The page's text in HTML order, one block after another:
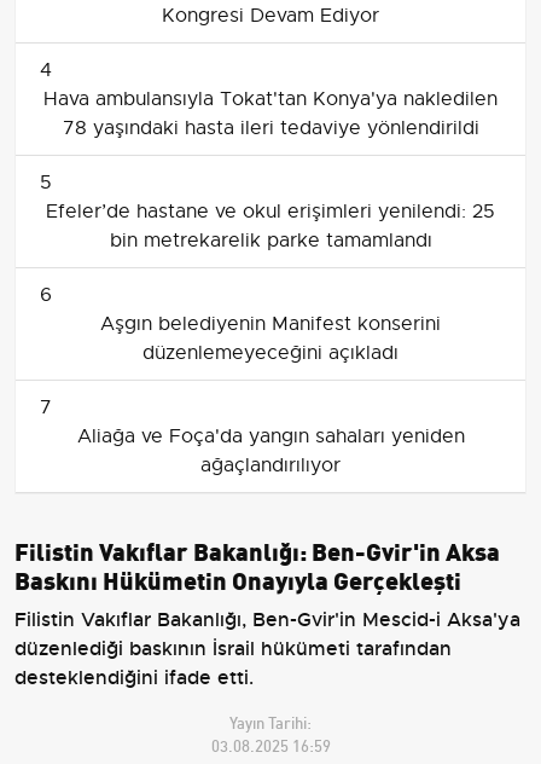
Kongresi Devam Ediyor
4
Hava ambulansıyla Tokat'tan Konya'ya nakledilen
78 yaşındaki hasta ileri tedaviye yönlendirildi
5
Efeler’de hastane ve okul erişimleri yenilendi: 25
bin metrekarelik parke tamamlandı
6
Aşgın belediyenin Manifest konserini
düzenlemeyeceğini açıkladı
7
Aliağa ve Foça'da yangın sahaları yeniden
ağaçlandırılıyor
Filistin Vakıflar Bakanlığı: Ben-Gvir'in Aksa
Baskını Hükümetin Onayıyla Gerçekleşti
Filistin Vakıflar Bakanlığı, Ben-Gvir'in Mescid-i Aksa'ya
düzenlediği baskının İsrail hükümeti tarafından
desteklendiğini ifade etti.
Yayın Tarihi:
03.08.2025 16:59